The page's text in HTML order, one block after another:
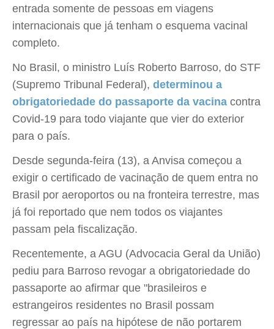
entrada somente de pessoas em viagens
internacionais que já tenham o esquema vacinal
completo.
No Brasil, o ministro Luís Roberto Barroso, do STF
(Supremo Tribunal Federal), determinou a
obrigatoriedade do passaporte da vacina contra
Covid-19 para todo viajante que vier do exterior
para o país.
Desde segunda-feira (13), a Anvisa começou a
exigir o certificado de vacinação de quem entra no
Brasil por aeroportos ou na fronteira terrestre, mas
já foi reportado que nem todos os viajantes
passam pela fiscalização.
Recentemente, a AGU (Advocacia Geral da União)
pediu para Barroso revogar a obrigatoriedade do
passaporte ao afirmar que "brasileiros e
estrangeiros residentes no Brasil possam
regressar ao país na hipótese de não portarem